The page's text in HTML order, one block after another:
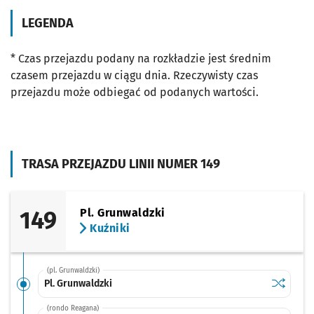
TRASA PRZEJAZDU LINII NUMER 149
149
Pl. Grunwaldzki
Kuźniki
(pl. Grunwaldzki)
Pl. Grunwaldzki Sprawdź
Pl.
(rondo Reagana)
LEGENDA
* Czas przejazdu podany na rozkładzie jest średnim
czasem przejazdu w ciągu dnia. Rzeczywisty czas
przejazdu może odbiegać od podanych wartości.